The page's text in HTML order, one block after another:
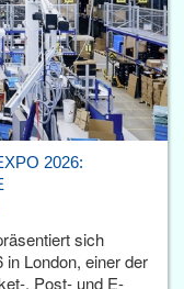
2026:
sich
London, einer der
, Post- und E-